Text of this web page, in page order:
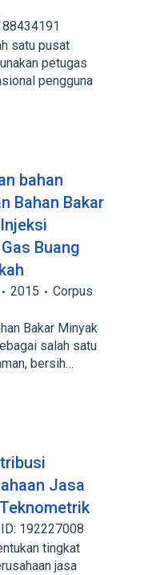
satu pusat
petugas
pengguna
bahan
Bahan Bakar
Buang
2015
Corpus
Bakar Minyak
salah satu
bersih…
Jasa
192227008
tingkat
jasa